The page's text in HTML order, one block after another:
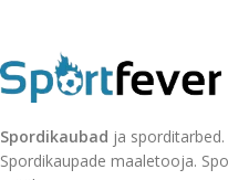
Spordikaubad ja sporditarbed.
Spordikaupade maaletooja.